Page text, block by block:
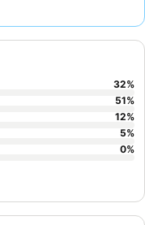
y algunas
y el delicioso y variado
opciones como
más tranquila, se
una habitación con
32%
51%
12%
5%
0%